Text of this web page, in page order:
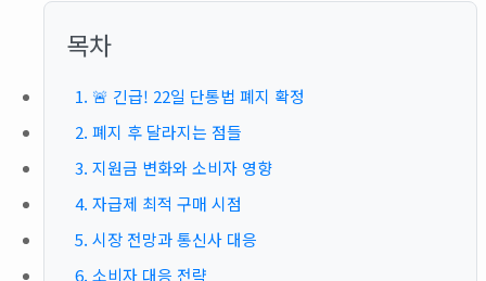
목차
1. 🚨 긴급! 22일 단통법 폐지 확정
2. 폐지 후 달라지는 점들
3. 지원금 변화와 소비자 영향
4. 자급제 최적 구매 시점
5. 시장 전망과 통신사 대응
6. 소비자 대응 전략